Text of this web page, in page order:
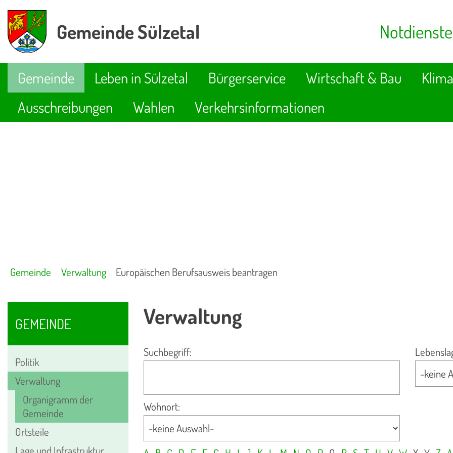
Gemeinde Sülzetal Notdienste
Gemeinde Leben in Sülzetal Bürgerservice Wirtschaft & Bau
Ausschreibungen
Wahlen Verkehrsinformationen
Gemeinde Verwaltung Europäischen Berufsausweis beantragen
GEMEINDE
Politik
Verwaltung
Organigramm der
Gemeinde
Ortsteile
Lage und Infrastruktur
Verwaltung
Suchbegriff:
Wohnort: